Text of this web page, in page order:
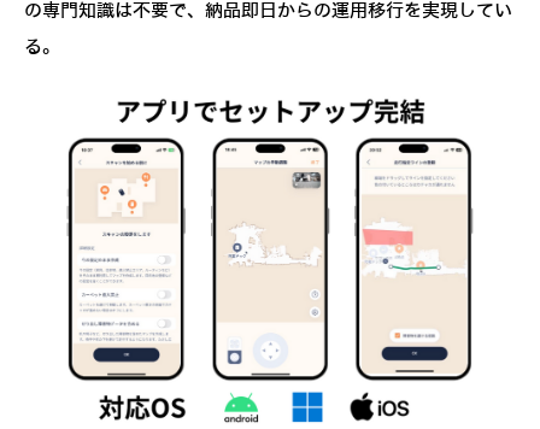
の専門知識は不要で、納品即日からの運用移行を実現してい
る。